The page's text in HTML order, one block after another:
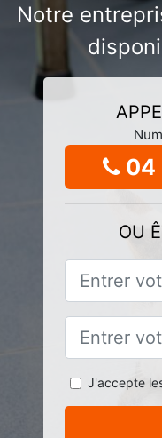
Notre
04
OU
J'accepte